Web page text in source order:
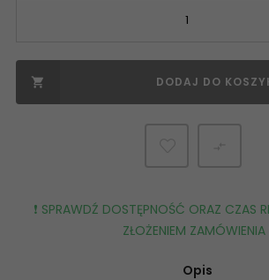
 DODAJ DO
❗️ SPRAWDŹ DOSTĘPNOŚĆ ORAZ CZAS
ZŁOŻENIEM ZAMÓWIENIA
Opis